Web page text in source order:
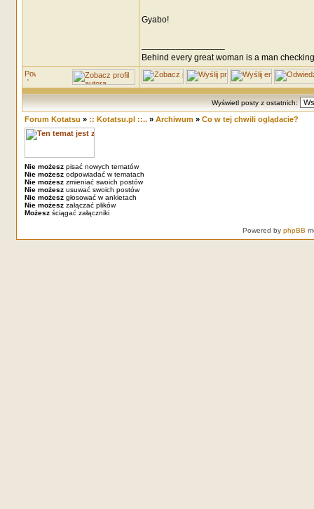
Gyabo!
Behind every great woman is a man
Wyświetl posty z ostatnich:
Forum Kotatsu » :: Kotatsu.pl ::..» Archiwum» Co w tej chwili oglądacie?
Nie możeszpisać nowych tematów
Nie możeszodpowiadać w tematach
Nie możeszzmieniać swoich postów
Nie możeszusuwać swoich postów
Nie możeszgłosować w ankietach
Nie możeszzałączać plików
Możeszściągać załączniki
Powered by phpBB